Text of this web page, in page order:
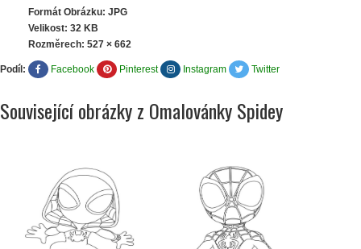
Formát Obrázku: JPG
Velikost: 32 KB
Rozměrech: 527 × 662
Podíl: Facebook Pinterest Instagram Twitter
Související obrázky z Omalovánky Spidey